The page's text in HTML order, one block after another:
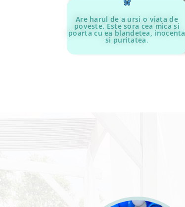
Are harul de a ursi o viata de
poveste. Este sora cea mica si
poarta cu ea blandetea, inocenta
si puritatea.